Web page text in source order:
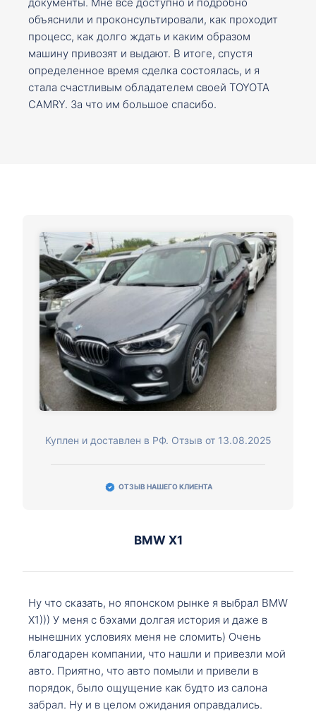
документы. Мне все доступно и подробно
объяснили и проконсультировали, как проходит
процесс, как долго ждать и каким образом
машину привозят и выдают. В итоге, спустя
определенное время сделка состоялась, и я
стала счастливым обладателем своей TOYOTA
CAMRY. За что им большое спасибо.
Куплен и доставлен в РФ. Отзыв от 13.08.2025
ОТЗЫВ НАШЕГО КЛИЕНТА
BMW X1
Ну что сказать, но японском рынке я выбрал BMW
X1))) У меня с бэхами долгая история и даже в
нынешних условиях меня не сломить) Очень
благодарен компании, что нашли и привезли мой
авто. Приятно, что авто помыли и привели в
порядок, было ощущение как будто из салона
забрал. Ну и в целом ожидания оправдались.